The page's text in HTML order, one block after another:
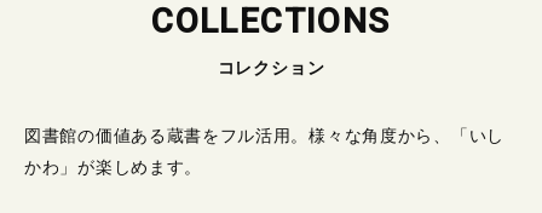
COLLECTIONS
コレクション
図書館の価値ある蔵書をフル活用。様々な角度から、「いし
かわ」が楽しめます。